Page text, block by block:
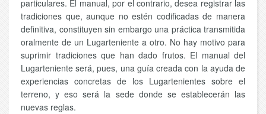
particulares. El manual, por el contrario, desea registrar las
tradiciones que, aunque no estén codificadas de manera
definitiva, constituyen sin embargo una práctica transmitida
oralmente de un Lugarteniente a otro. No hay motivo para
suprimir tradiciones que han dado frutos. El manual del
Lugarteniente será, pues, una guía creada con la ayuda de
experiencias concretas de los Lugartenientes sobre el
terreno, y eso será la sede donde se establecerán las
nuevas reglas.